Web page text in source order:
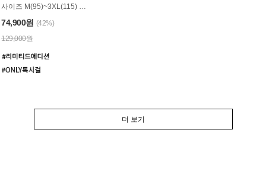
사이즈 M(95)~3XL(115) / 롱기장 타입
74,900원 (42%)
129,000원
더 보기